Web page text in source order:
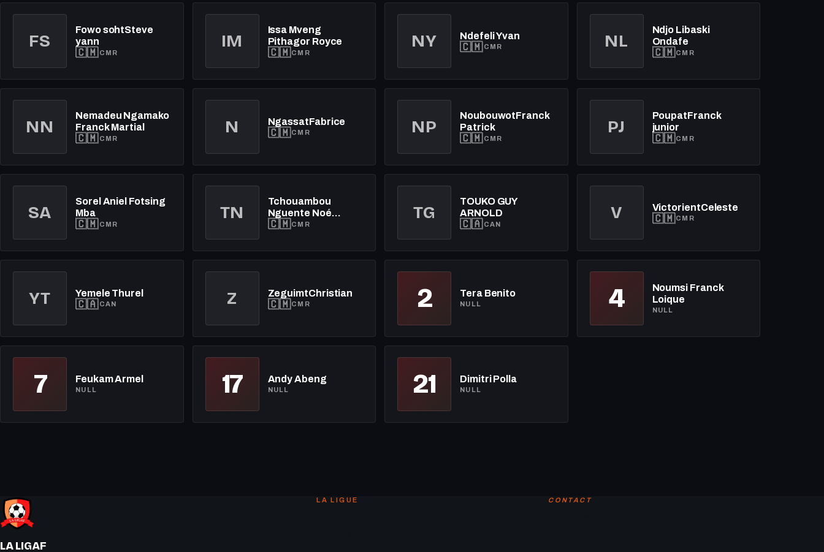
FS
Fowo sohtSteve
yann
🇨🇲CMR
IM
Issa Mveng
Pithagor Royce
🇨🇲CMR
NY Ndefeli Yvan
🇨🇲CMR NL
Ndjo Libaski
Ondafe
🇨🇲CMR
NN
Nemadeu Ngamako
Franck Martial
🇨🇲CMR
N NgassatFabrice
🇨🇲CMR NP
NoubouwotFranck
Patrick
🇨🇲CMR
PJ
PoupatFranck
junior
🇨🇲CMR
SA
Sorel Aniel Fotsing
Mba
🇨🇲CMR
TN
Tchouambou
Nguente Noé
Mamuel
🇨🇲CMR
TG
TOUKO GUY
ARNOLD
🇨🇦CAN
V VictorientCeleste
🇨🇲CMR
YT Yemele Thurel
🇨🇦CAN Z ZeguimtChristian
🇨🇲CMR 2 Tera Benito
NULL 4
Noumsi Franck
Loique
NULL
7 Feukam Armel
NULL 17 Andy Abeng
NULL 21 Dimitri Polla
NULL
LA LIGAF
LA LIGUE CONTACT